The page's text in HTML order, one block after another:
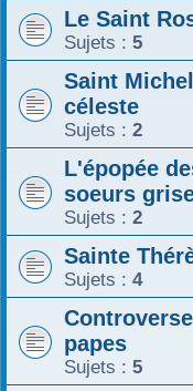
Le Saint
Sujets : 5
Saint
céleste
Sujets : 2
L'épopée
soeurs
Sujets : 2
Sainte
Sujets : 4
papes
Sujets : 5